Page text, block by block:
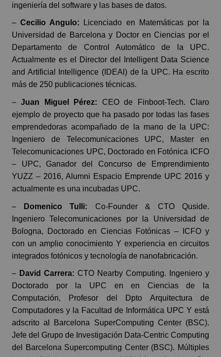
ingeniería del software y las bases de datos.
–Cecilio Angulo: Licenciado en Matemáticas por la
Universidad de Barcelona y Doctor en Ciencias por el
Departamento de Control Automático de la UPC.
Actualmente es el Director del Intelligent Data Science
and Artificial Intelligence (IDEAl) de la UPC. Ha escrito
más de 250 publicaciones técnicas.
–Juan Miguel Pérez: CEO de Finboot-Tech. Claro
ejemplo de proyecto que ha pasado por todas las fases
emprendedoras acompañado de la mano de la UPC:
Ingeniero de Telecomunicaciones UPC, Master en
Telecomunicaciones UPC, Doctorado en Fotónica ICFO
– UPC, Ganador del Concurso de Emprendimiento
YUZZ – 2016, Alumni Espacio Emprende UPC 2016 y
actualmente es una incubadas UPC.
– Domenico Tulli: Co-Founder & CTO Quside.
Ingeniero Telecomunicaciones por la Universidad de
Bologna, Doctorado en Ciencias Fotónicas – ICFO y
con un amplio conocimiento Y experiencia en circuitos
integrados fotónicos y tecnología de nanofabricación.
– David Carrera: CTO Nearby Computing. Ingeniero y
Doctorado por la UPC en en Ciencias de la
Computación, Profesor del Dpto Arquitectura de
Computadores y la Facultad de Informática UPC Y está
adscrito al Barcelona SuperComputing Center (BSC).
Jefe del Grupo de Investigación Data-Centric Computing
del Barcelona Supercomputing Center (BSC). Múltiples